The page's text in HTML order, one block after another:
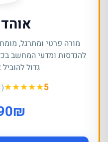
מורה פרטי ומתרגל,
גדול
(1 ביקורות)★★★★★5
₪